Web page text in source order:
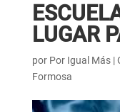
LUGAR
por Por Igual Más|
Formosa